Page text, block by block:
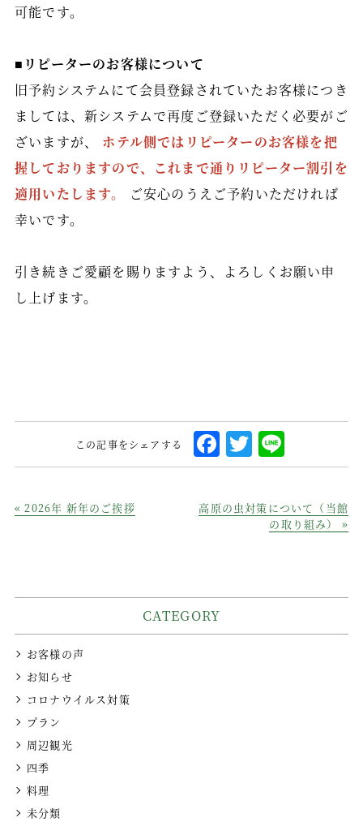
可能です。
■リピーターのお客様について
旧予約システムにて会員登録されていたお客様につき
ましては、新システムで再度ご登録いただく必要がご
ざいますが、 ホテル側ではリピーターのお客様を把
握しておりますので、これまで通りリピーター割引を
適用いたします。
ご安心のうえご予約いただければ
幸いです。
引き続きご愛顧を賜りますよう、よろしくお願い申
し上げます。
この記事をシェアする F
a
c
e
o
k
T
w
it
te
i
n
e
« 2026年 新年のご挨拶
高原の虫対策について（当館
の取り組み） »
CATEGORY
お客様の声
お知らせ
コロナウイルス対策
プラン
周辺観光
四季
料理
未分類